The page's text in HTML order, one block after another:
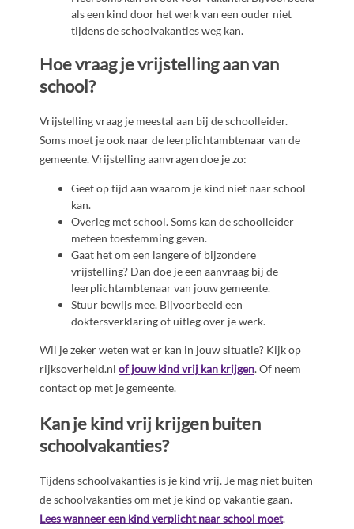
als een kind door het werk van een ouder niet
tijdens de schoolvakanties weg kan.
Hoe vraag je vrijstelling aan van
school?
Vrijstelling vraag je meestal aan bij de schoolleider.
Soms moet je ook naar de leerplichtambtenaar van de
gemeente. Vrijstelling aanvragen doe je zo:
Geef op tijd aan waarom je kind niet naar school
kan.
Overleg met school. Soms kan de schoolleider
meteen toestemming geven.
Gaat het om een langere of bijzondere
vrijstelling? Dan doe je een aanvraag bij de
leerplichtambtenaar van jouw gemeente.
Stuur bewijs mee. Bijvoorbeeld een
doktersverklaring of uitleg over je werk.
Wil je zeker weten wat er kan in jouw situatie? Kijk op
rijksoverheid.nl of jouw kind vrij kan krijgen. Of neem
contact op met je gemeente.
Kan je kind vrij krijgen buiten
schoolvakanties?
Tijdens schoolvakanties is je kind vrij. Je mag niet buiten
de schoolvakanties om met je kind op vakantie gaan.
Lees wanneer een kind verplicht naar school moet.